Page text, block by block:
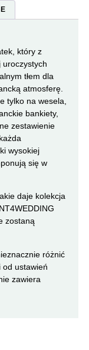
który z
uroczystych
tłem dla
atmosferę.
tylko na wesela,
bankiety,
zestawienie
wysokiej
się w
daje kolekcja
zostaną
różnić
od ustawień
zawiera